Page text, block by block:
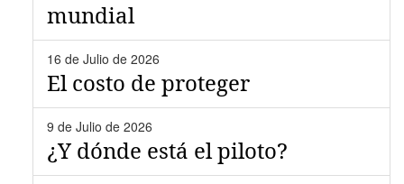
mundial
16 de Julio de 2026
El costo de proteger
9 de Julio de 2026
¿Y dónde está el piloto?